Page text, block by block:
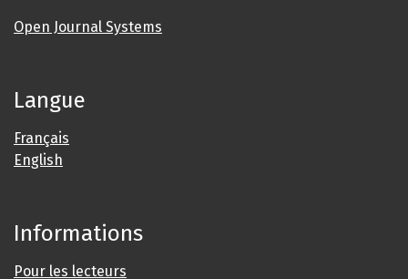
Open Journal Systems
Langue
Français
English
Informations
Pour les lecteurs